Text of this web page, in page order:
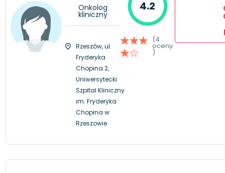
Onkolog
kliniczny
Rzeszów, ul.
Fryderyka
Chopina 2,
Uniwersytecki
Szpital Kliniczny
im. Fryderyka
Chopina w
Rzeszowie
4.2
(4
oceny
)